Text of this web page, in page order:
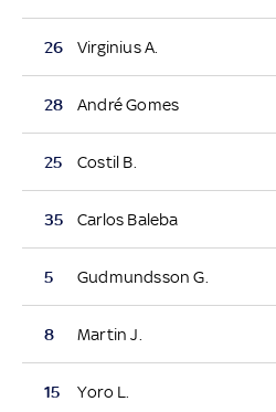
26 Virginius A.
28 André Gomes
25 Costil B.
35 Carlos Baleba
5 Gudmundsson G.
8 Martin J.
15 Yoro L.